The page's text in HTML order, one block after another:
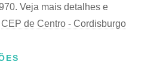
Veja mais detalhes e
CEP de Centro - Cordisburgo